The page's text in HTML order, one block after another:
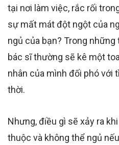
tại nơi làm việc, rắc rối
sự mất mát đột ngột của
ngủ của bạn? Trong
bác sĩ thường sẽ kê một
nhân của mình đối phó với
thời.
Nhưng, điều gì sẽ xảy ra
thuộc và không thể ngủ